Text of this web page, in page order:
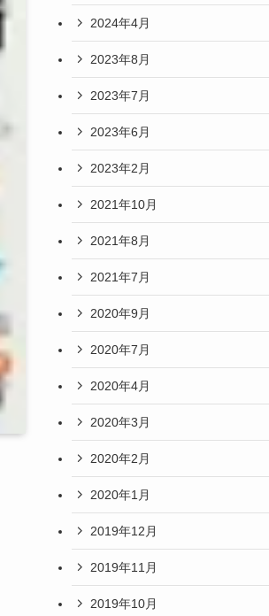
2024年4月
2023年8月
2023年7月
2023年6月
2023年2月
2021年10月
2021年8月
2021年7月
2020年9月
2020年7月
2020年4月
2020年3月
2020年2月
2020年1月
2019年12月
2019年11月
2019年10月